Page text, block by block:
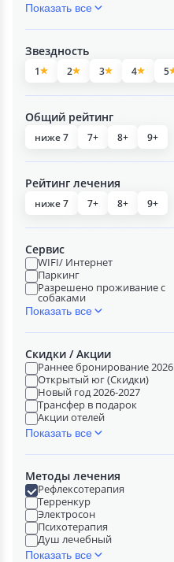
Показать все
Звездность
1 2 3 4 5
Общий рейтинг
ниже 7 7+ 8+ 9+
Рейтинг лечения
ниже 7 7+ 8+ 9+
Сервис
WIFI/ Интернет
Паркинг
Разрешено проживание с
собаками
Показать все
Скидки / Акции
Раннее бронирование 2026
Открытый юг (Скидки)
Новый год 2026-2027
Трансфер в подарок
Акции отелей
Показать все
Методы лечения
Рефлексотерапия
Терренкур
Электросон
Психотерапия
Душ лечебный
Показать все